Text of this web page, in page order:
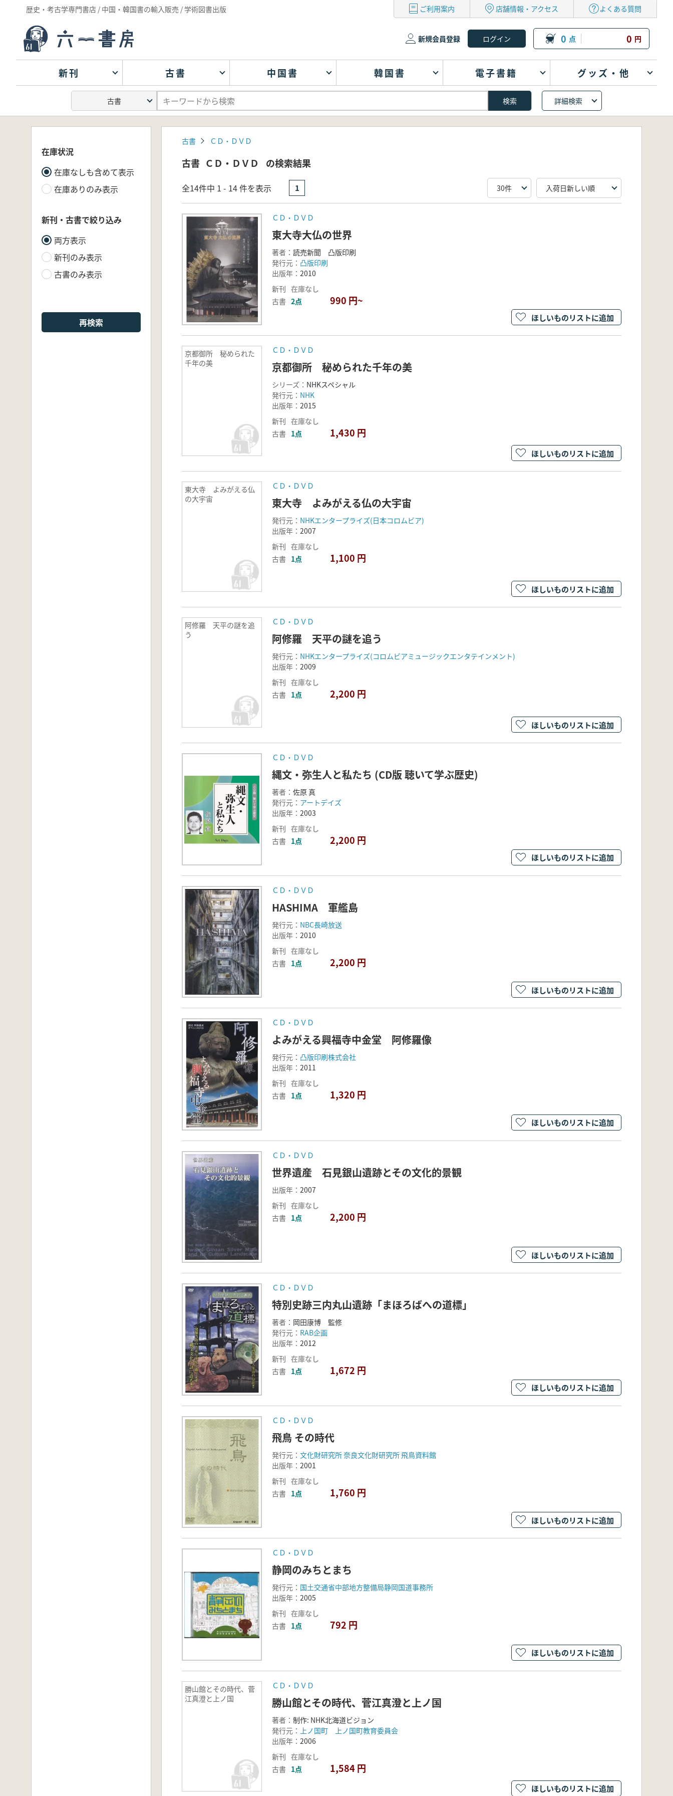
歴史・考古学専門書店 / 中国・韓国書の輸入販売 / 学術図書出版 ご利用案内 店舗情報・アクセス よくある質問
新規会員登録 0 点 0 円
新刊 古書 中国書 韓国書 電子書籍 グッズ・他
詳細検索
在庫状況
在庫なしも含めて表示
在庫ありのみ表示
新刊・古書で絞り込み
両方表示
新刊のみ表示
古書のみ表示
再検索
古書 ＣＤ・ＤＶＤ
古書 ＣＤ・ＤＶＤ の検索結果
全14件中 1 - 14 件を表示 1
ＣＤ・ＤＶＤ
東大寺大仏の世界
著者： 読売新聞 凸版印刷
発行元： 凸版印刷
出版年： 2010
新刊 在庫なし
古書 2点 990 円~
ほしいものリストに追加
京都御所 秘められた
千年の美
ＣＤ・ＤＶＤ
京都御所 秘められた千年の美
シリーズ： NHKスペシャル
発行元： NHK
出版年： 2015
新刊 在庫なし
古書 1点 1,430 円
ほしいものリストに追加
東大寺 よみがえる仏
の大宇宙
ＣＤ・ＤＶＤ
東大寺 よみがえる仏の大宇宙
発行元： NHKエンタープライズ(日本コロムビア)
出版年： 2007
新刊 在庫なし
古書 1点 1,100 円
ほしいものリストに追加
阿修羅 天平の謎を追
う
ＣＤ・ＤＶＤ
阿修羅 天平の謎を追う
発行元： NHKエンタープライズ(コロムビアミュージックエンタテインメント)
出版年： 2009
新刊 在庫なし
古書 1点 2,200 円
ほしいものリストに追加
ＣＤ・ＤＶＤ
縄文・弥生人と私たち (CD版 聴いて学ぶ歴史)
著者： 佐原 真
発行元： アートデイズ
出版年： 2003
新刊 在庫なし
古書 1点 2,200 円
ほしいものリストに追加
ＣＤ・ＤＶＤ
HASHIMA 軍艦島
発行元： NBC長崎放送
出版年： 2010
新刊 在庫なし
古書 1点 2,200 円
ほしいものリストに追加
ＣＤ・ＤＶＤ
よみがえる興福寺中金堂 阿修羅像
発行元： 凸版印刷株式会社
出版年： 2011
新刊 在庫なし
古書 1点 1,320 円
ほしいものリストに追加
ＣＤ・ＤＶＤ
世界遺産 石見銀山遺跡とその文化的景観
出版年： 2007
新刊 在庫なし
古書 1点 2,200 円
ほしいものリストに追加
ＣＤ・ＤＶＤ
特別史跡三内丸山遺跡「まほろばへの道標」
著者： 岡田康博 監修
発行元： RAB企画
出版年： 2012
新刊 在庫なし
古書 1点 1,672 円
ほしいものリストに追加
ＣＤ・ＤＶＤ
飛鳥 その時代
発行元： 文化財研究所 奈良文化財研究所 飛鳥資料館
出版年： 2001
新刊 在庫なし
古書 1点 1,760 円
ほしいものリストに追加
ＣＤ・ＤＶＤ
静岡のみちとまち
発行元： 国土交通省中部地方整備局静岡国道事務所
出版年： 2005
新刊 在庫なし
古書 1点 792 円
ほしいものリストに追加
勝山館とその時代、菅
江真澄と上ノ国
ＣＤ・ＤＶＤ
勝山館とその時代、菅江真澄と上ノ国
著者： 制作: NHK北海道ビジョン
発行元： 上ノ国町 上ノ国町教育委員会
出版年： 2006
新刊 在庫なし
古書 1点 1,584 円
ほしいものリストに追加